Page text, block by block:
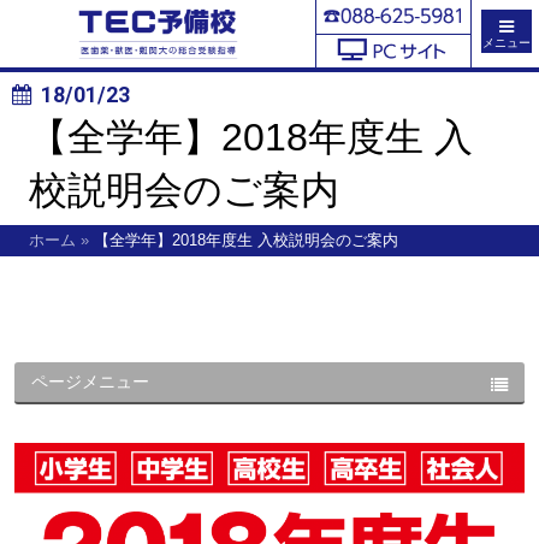
メニュー
18/01/23
【全学年】2018年度生 入
校説明会のご案内
ホーム » 【全学年】2018年度生 入校説明会のご案内
ページメニュー